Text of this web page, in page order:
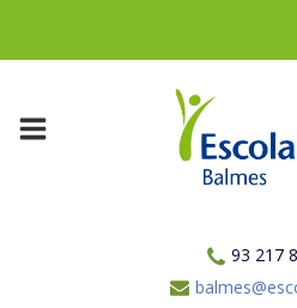
93 217